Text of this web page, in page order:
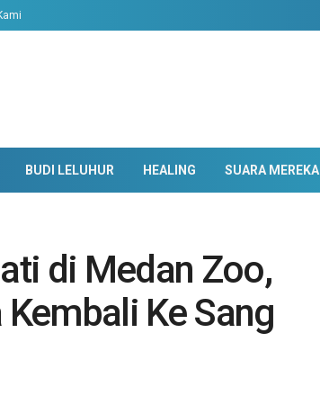
BUDI LELUHUR HEALING SUARA MEREKA
di Medan Zoo,
Ke Sang